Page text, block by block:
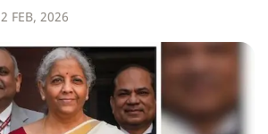
2 FEB, 2026